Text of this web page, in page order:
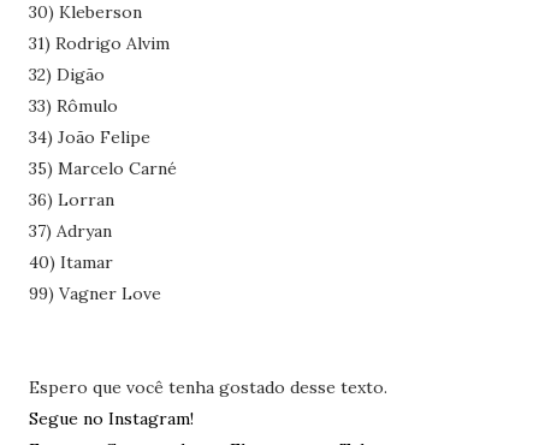
30) Kleberson
31) Rodrigo Alvim
32) Digão
33) Rômulo
34) João Felipe
35) Marcelo Carné
36) Lorran
37) Adryan
40) Itamar
99) Vagner Love
Espero que você tenha gostado desse texto.
Segue no Instagram!